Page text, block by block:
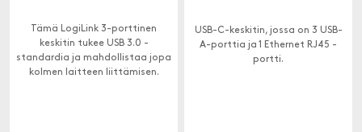
Tämä LogiLink 3-porttinen
keskitin tukee USB 3.0 -
standardia ja mahdollistaa jopa
kolmen laitteen liittämisen.
USB-C-keskitin, jossa on 3 USB-
A-porttia ja 1 Ethernet RJ45 -
portti.